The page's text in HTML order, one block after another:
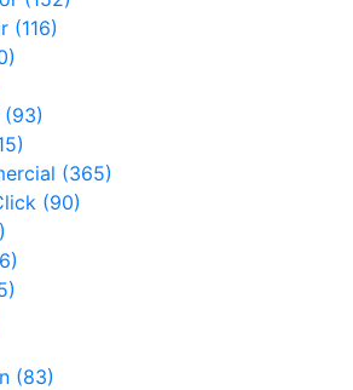
(116)
(93)
(365)
(90)
(83)